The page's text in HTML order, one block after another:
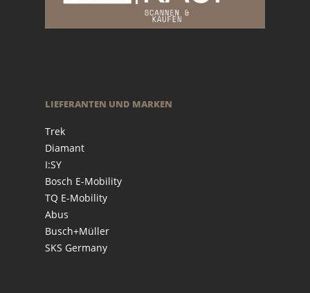
LIEFERANTEN UND MARKEN
Trek
Diamant
I:SY
Bosch E-Mobility
TQ E-Mobility
Abus
Busch+Müller
SKS Germany